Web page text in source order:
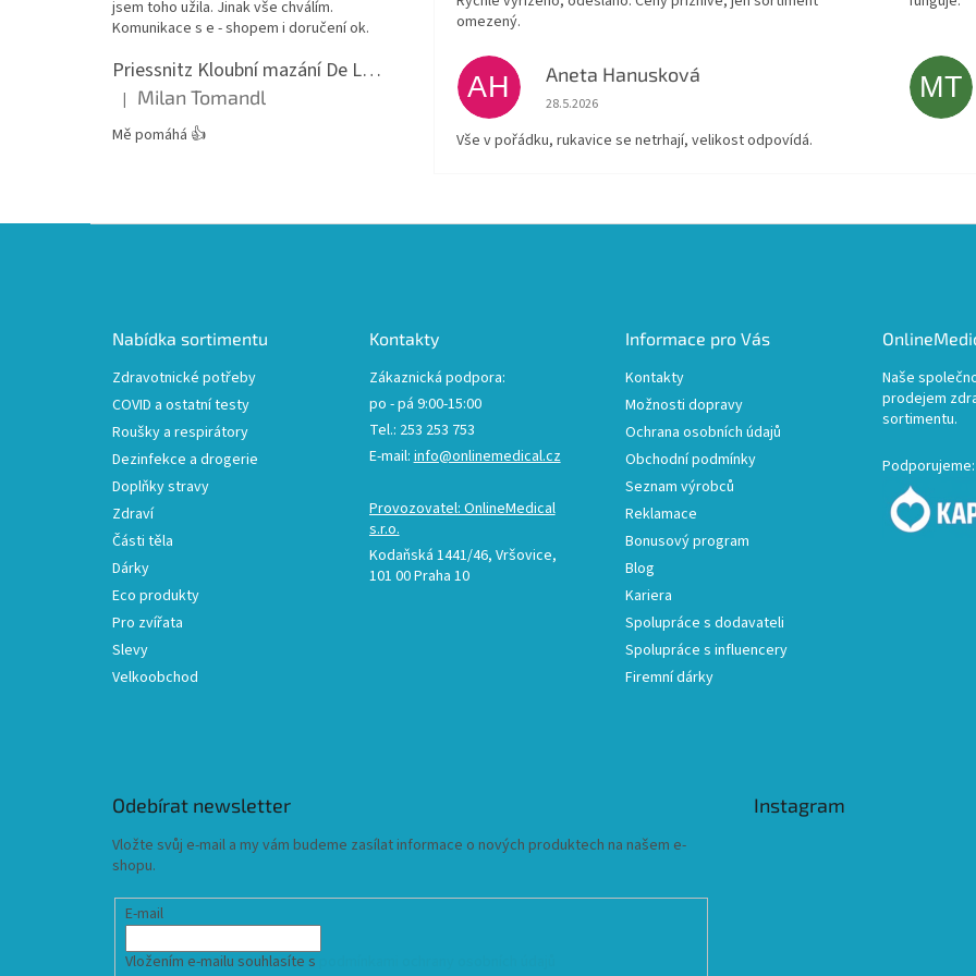
jsem toho užila. Jinak vše chválím.
Komunikace s e - shopem i doručení ok.
Priessnitz Kloubní mazání De Luxe, 200ml
Hodnocení produktu je 5 z 5 hvězdiček.
| Milan Tomandl
Mě pomáhá 👍
omezený.
AH Aneta Hanusková
Hodnocení obchodu je 5 z 5 hvězdiček.
28.5.2026
Vše v pořádku, rukavice se netrhají, velikost odpovídá.
MT
Nabídka sortimentu
Zdravotnické potřeby
COVID a ostatní testy
Roušky a respirátory
Dezinfekce a drogerie
Doplňky stravy
Zdraví
Části těla
Dárky
Eco produkty
Pro zvířata
Slevy
Velkoobchod
Kontakty
Zákaznická podpora:
po - pá 9:00-15:00
Tel.: 253 253 753
E-mail:info@onlinemedical.cz
Provozovatel: OnlineMedical
s.r.o.
Kodaňská 1441/46, Vršovice,
101 00 Praha 10
Informace pro Vás
Kontakty
Možnosti dopravy
Ochrana osobních údajů
Obchodní podmínky
Seznam výrobců
Reklamace
Bonusový program
Blog
Kariera
Spolupráce s dodavateli
Spolupráce s influencery
Firemní dárky
Naše
prodejem
sortimentu.
Podporujeme:
Odebírat newsletter
Vložte svůj e-mail a my vám budeme zasílat informace o nových produktech na našem e-
shopu.
E-mail
Vložením e-mailu souhlasíte s
Instagram